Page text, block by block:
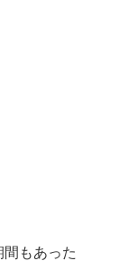
もあった